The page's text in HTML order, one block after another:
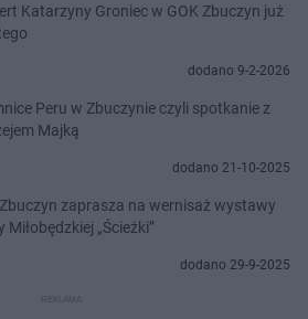
Katarzyny Groniec w GOK Zbuczyn już
dodano 9-2-2026
Peru w Zbuczynie czyli spotkanie z
Majką
dodano 21-10-2025
zaprasza na wernisaż wystawy
Miłobędzkiej „Ścieżki”
dodano 29-9-2025